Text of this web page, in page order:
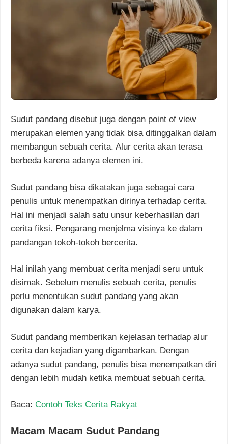
Sudut pandang disebut juga dengan point of view
merupakan elemen yang tidak bisa ditinggalkan dalam
membangun sebuah cerita. Alur cerita akan terasa
berbeda karena adanya elemen ini.
Sudut pandang bisa dikatakan juga sebagai cara
penulis untuk menempatkan dirinya terhadap cerita.
Hal ini menjadi salah satu unsur keberhasilan dari
cerita fiksi. Pengarang menjelma visinya ke dalam
pandangan tokoh-tokoh bercerita.
Hal inilah yang membuat cerita menjadi seru untuk
disimak. Sebelum menulis sebuah cerita, penulis
perlu menentukan sudut pandang yang akan
digunakan dalam karya.
Sudut pandang memberikan kejelasan terhadap alur
cerita dan kejadian yang digambarkan. Dengan
adanya sudut pandang, penulis bisa menempatkan diri
dengan lebih mudah ketika membuat sebuah cerita.
Baca: Contoh Teks Cerita Rakyat
Macam Macam Sudut Pandang